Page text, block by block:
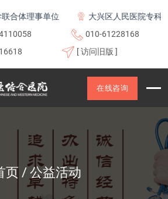
体理事单位
大兴区人民医院专科联
010-61228168
[ 访问旧版 ]
在线咨询
页 公益活动